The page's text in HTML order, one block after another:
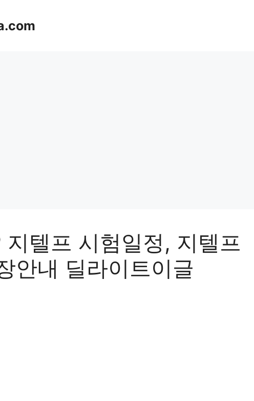
텔프 시험일정, 지텔프
안내 딜라이트이글